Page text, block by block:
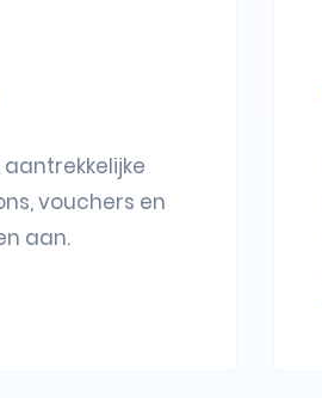
aantrekkelijke
vouchers en
aan.